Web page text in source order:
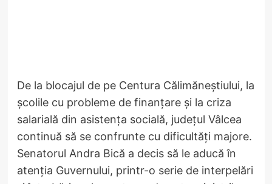
De la blocajul de pe Centura Călimăneștiului, la
școlile cu probleme de finanțare și la criza
salarială din asistența socială, județul Vâlcea
continuă să se confrunte cu dificultăți majore.
Senatorul Andra Bică a decis să le aducă în
atenția Guvernului, printr-o serie de interpelări